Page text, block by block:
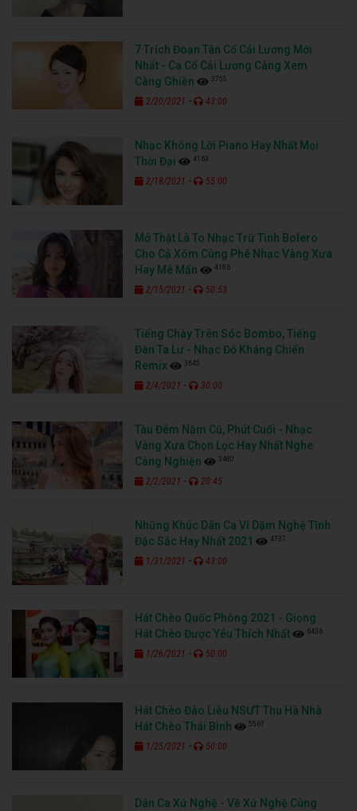
7 Trích Đoạn Tân Cổ Cải Lương Mới
Nhất - Ca Cổ Cải Lương Càng Xem
Càng Ghiền
3755
2/20/2021 - 43:00
Nhạc Không Lời Piano Hay Nhất Mọi
Thời Đại
4163
2/18/2021 - 55:00
Mở Thật Là To Nhạc Trữ Tình Bolero
Cho Cả Xóm Cùng Phê Nhạc Vàng Xưa
Hay Mê Mẩn
4186
2/15/2021 - 50:53
Tiếng Chày Trên Sóc Bombo, Tiếng
Đàn Ta Lư - Nhạc Đỏ Kháng Chiến
Remix
3645
2/4/2021 - 30:00
Tàu Đêm Năm Cũ, Phút Cuối - Nhạc
Vàng Xưa Chọn Lọc Hay Nhất Nghe
Càng Nghiện
3480
2/2/2021 - 20:45
Những Khúc Dân Ca Ví Dặm Nghệ Tĩnh
Đặc Sắc Hay Nhất 2021
4737
1/31/2021 - 43:00
Hát Chèo Quốc Phòng 2021 - Giọng
Hát Chèo Được Yêu Thích Nhất
6436
1/26/2021 - 50:00
Hát Chèo Đào Liễu NSƯT Thu Hà Nhà
Hát Chèo Thái Bình
5567
1/25/2021 - 50:00
Dân Ca Xứ Nghệ - Về Xứ Nghệ Cùng